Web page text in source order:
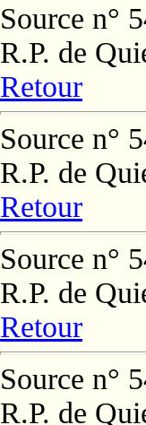
Source n°
R.P. de
Retour
Source n°
R.P. de
Retour
Source n°
R.P. de
Retour
Source n°
R.P. de